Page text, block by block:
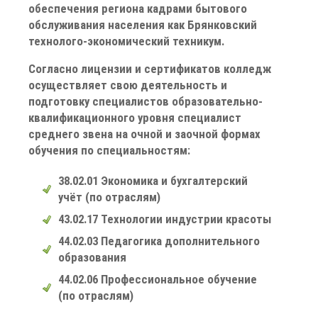
обеспечения региона кадрами бытового
обслуживания населения как Брянковский
технолого-экономический техникум.
Согласно лицензии и сертификатов колледж
осуществляет свою деятельность и
подготовку специалистов образовательно-
квалификационного уровня специалист
среднего звена на очной и заочной формах
обучения по специальностям:
38.02.01 Экономика и бухгалтерский
учёт (по отраслям)
43.02.17 Технологии индустрии красоты
44.02.03 Педагогика дополнительного
образования
44.02.06 Профессиональное обучение
(по отраслям)